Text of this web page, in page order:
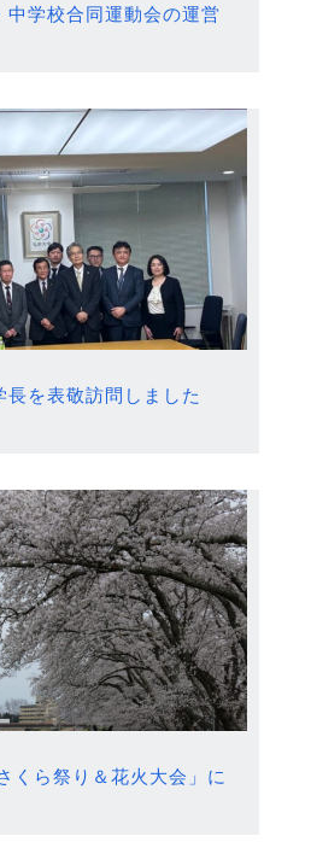
中学校合同運動会の運営
を表敬訪問しました
くら祭り＆花火大会」に